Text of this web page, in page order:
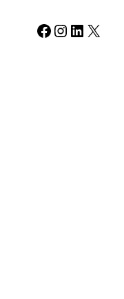
Facebook Instagram LinkedIn X